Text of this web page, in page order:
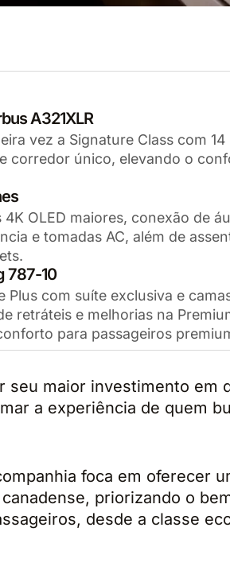
A321XLR
vez a Signature Class com 14
corredor único, elevando o
OLED maiores, conexão de
e tomadas AC, além de
787-10
com suíte exclusiva e
retráteis e melhorias na
para passageiros
seu maior investimento em
a experiência de quem
foca em oferecer
priorizando o
desde a classe